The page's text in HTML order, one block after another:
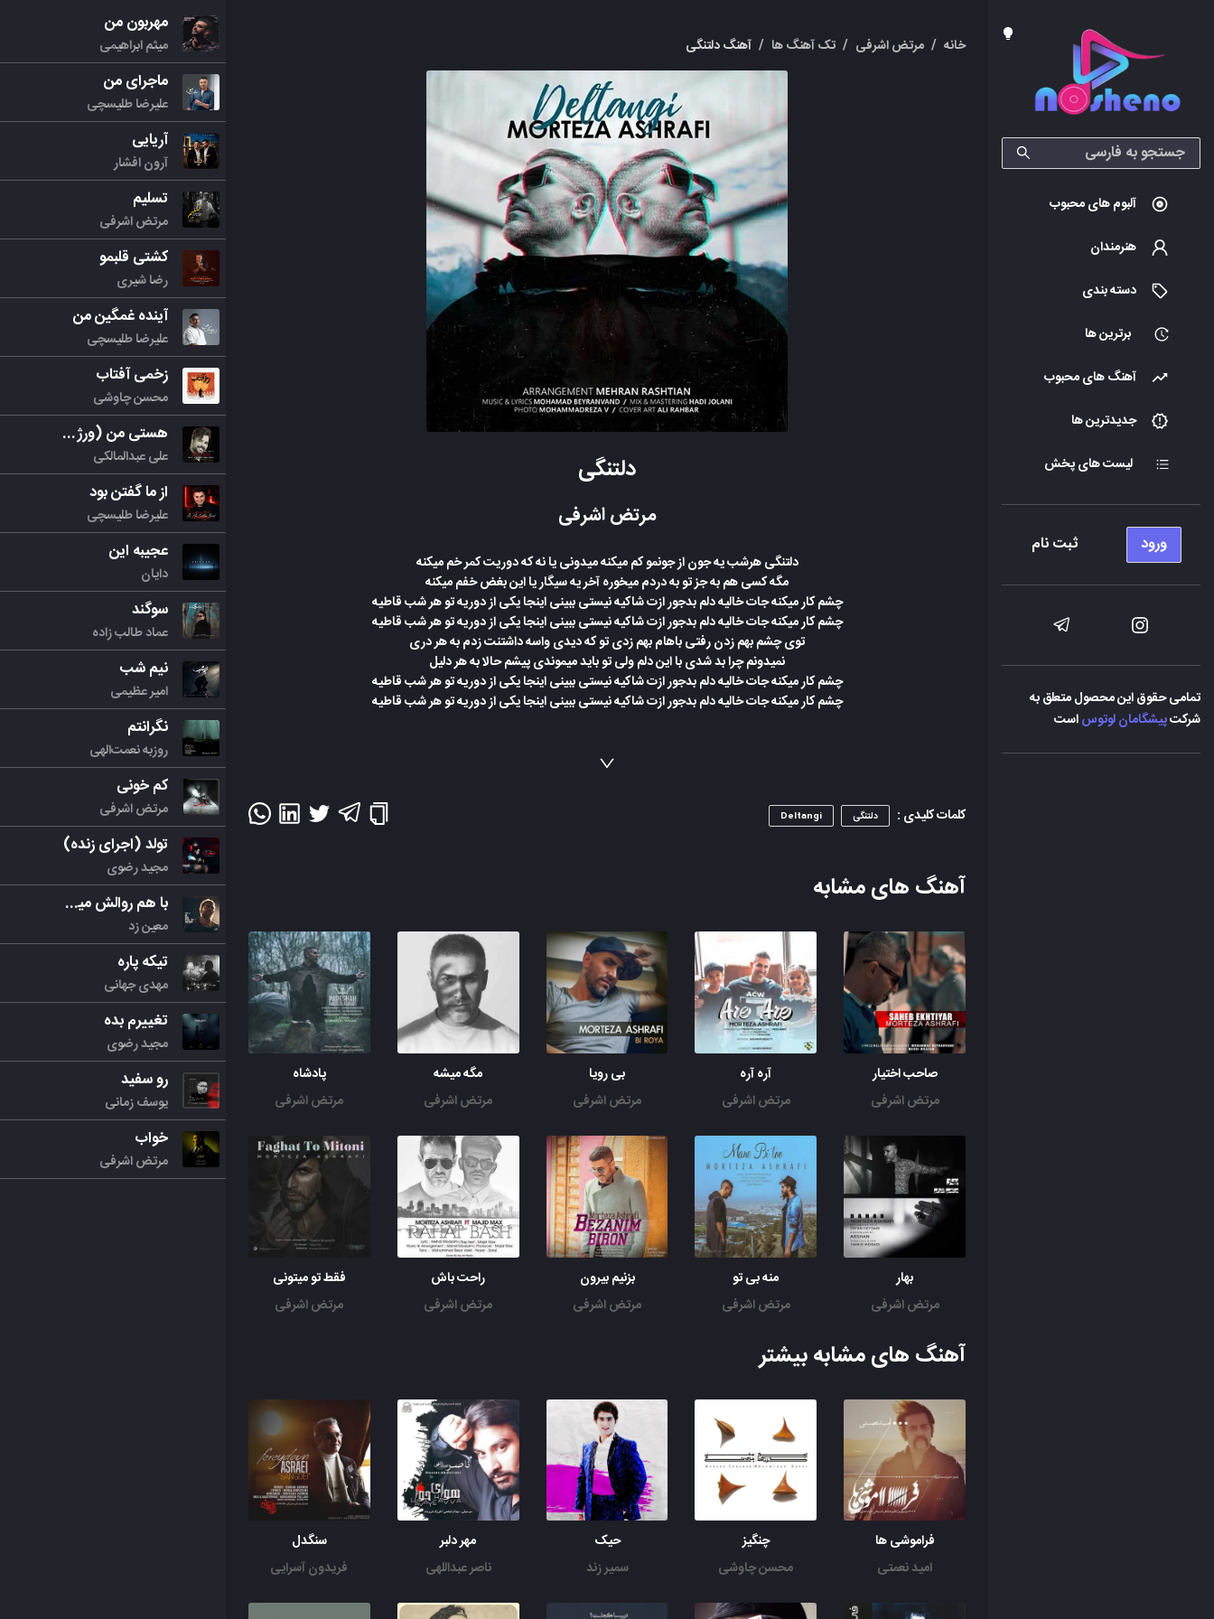
آلبوم های محبوب
هنرمندان
دسته بندی
برترین ها
آهنگ های محبوب
جدیدترین ها
لیست های پخش
ورود ثبت نام
تمامی حقوق این محصول متعلق به
شرکتپیشگامان لوتوساست
خانه / مرتض اشرفی / تک آهنگ ها / آهنگ دلتنگی
دلتنگی
مرتض اشرفی
دلتنگی هرشب یه جون از جونمو کم میکنه میدونی یا نه که دوریت کمر خم میکنه
مگه کسی هم به جز تو به دردم میخوره آخر یه سیگار یا این بغض خفم میکنه
چشم کار میکنه جات خالیه دلم بدجور ازت شاکیه نیستی ببینی اینجا یکی از دوریه تو هر شب قاطیه
چشم کار میکنه جات خالیه دلم بدجور ازت شاکیه نیستی ببینی اینجا یکی از دوریه تو هر شب قاطیه
توی چشم بهم زدن رفتی باهام بهم زدی تو که دیدی واسه داشتنت زدم به هر دری
نمیدونم چرا بد شدی با این دلم ولی تو باید میموندی پیشم حالا به هر دلیل
چشم کار میکنه جات خالیه دلم بدجور ازت شاکیه نیستی ببینی اینجا یکی از دوریه تو هر شب قاطیه
چشم کار میکنه جات خالیه دلم بدجور ازت شاکیه نیستی ببینی اینجا یکی از دوریه تو هر شب قاطیه
کلمات کلیدی : دلتنگی Deltangi
آهنگ های مشابه
صاحب اختیار
مرتض اشرفی
آره آره
مرتض اشرفی
بی رویا
مرتض اشرفی
مگه میشه
مرتض اشرفی
پادشاه
مرتض اشرفی
بهار
مرتض اشرفی
منه بی تو
مرتض اشرفی
بزنیم بیرون
مرتض اشرفی
راحت باش
مرتض اشرفی
فقط تو میتونی
مرتض اشرفی
آهنگ های مشابه بیشتر
فراموشی ها
امید نعمتی
چنگیز
محسن چاوشی
حیک
سمیر زند
مهر دلبر
ناصر عبداللهی
سنگدل
فریدون آسرایی
مهربون من
میثم ابراهیمی
ماجرای من
علیرضا طلیسچی
آریایی
آرون افشار
تسلیم
مرتض اشرفی
کشتی قلبمو
رضا شیری
آینده غمگین من
علیرضا طلیسچی
زخمی آفتاب
محسن چاوشی
هستی من (ورژن جدید)
علی عبدالمالکی
از ما گفتن بود
علیرضا طلیسچی
عجیبه این
دایان
سوگند
عماد طالب زاده
نیم شب
امیر عظیمی
نگرانتم
روزبه نعمت‌الهی
کم خونی
مرتض اشرفی
تولد (اجرای زنده)
مجید رضوی
با هم روالش میکنیم
معین زد
تیکه پاره
مهدی جهانی
تغییرم بده
مجید رضوی
رو سفید
یوسف زمانی
خواب
مرتض اشرفی